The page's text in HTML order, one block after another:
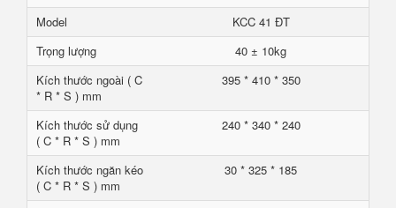
Model
KCC 41 ĐT
Trọng lượng
40 ± 10kg
Kích thước ngoài ( C
* R * S ) mm
395 * 410 * 350
Kích thước sử dụng
( C * R * S ) mm
240 * 340 * 240
Kích thước ngăn kéo
( C * R * S ) mm
30 * 325 * 185